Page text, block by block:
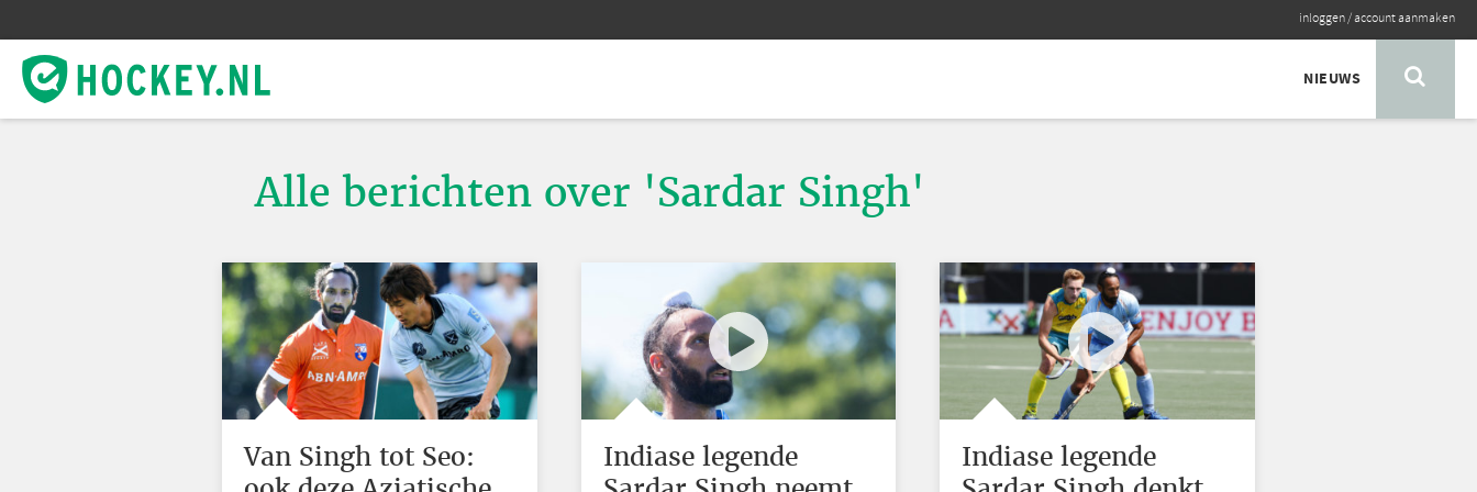
inloggen/account aanmaken
NIEUWS
Alle berichten over 'Sardar Singh'
Van Singh tot Seo:
Indiase legende
Indiase legende